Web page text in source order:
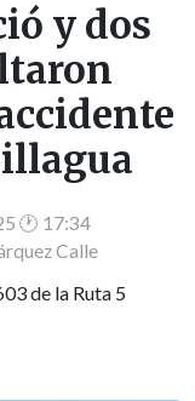
y dos
🕐 17:34
Calle
de la Ruta 5